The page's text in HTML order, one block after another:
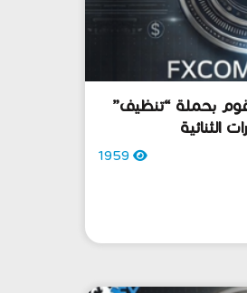
بحملة “تنظيف”
الثنائية
1959